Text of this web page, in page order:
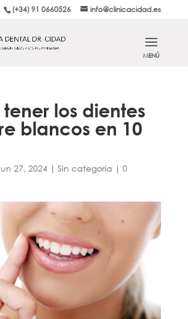
(+34) 91 0660526 info@clinicacidad.es
los dientes
blancos en 10
27, 2024| Sin categoría | 0